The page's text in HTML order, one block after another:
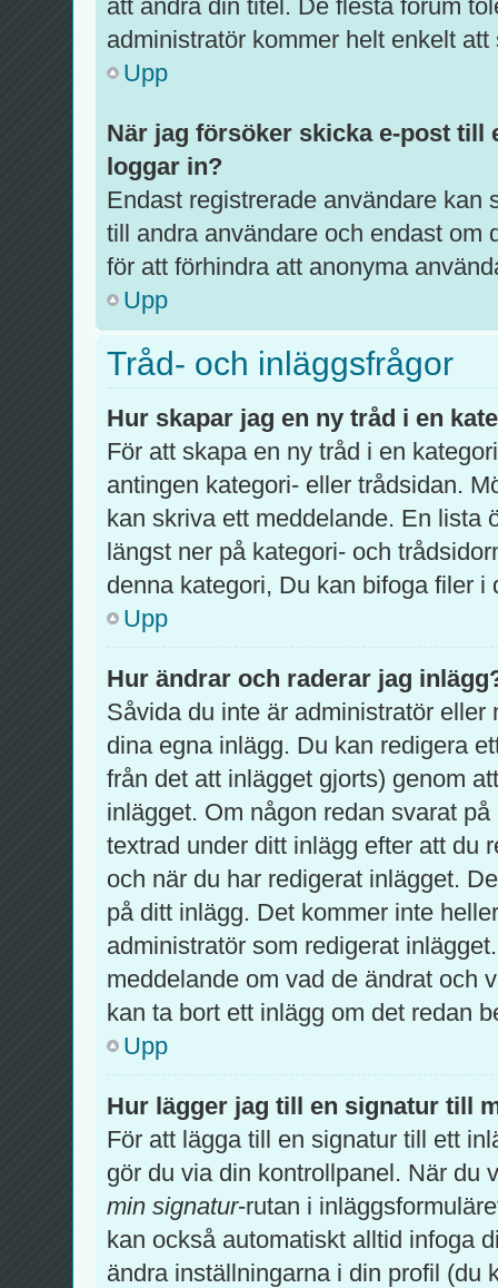
att ändra din titel. De flesta forum
administratör kommer helt enkelt
Upp
När jag försöker skicka e-post till
loggar in?
Endast registrerade användare kan
till andra användare och endast om
för att förhindra att anonyma
Upp
Tråd- och inläggsfrågor
Hur skapar jag en ny tråd i en
För att skapa en ny tråd i en
antingen kategori- eller trådsidan.
kan skriva ett meddelande. En lista
längst ner på kategori- och
denna kategori, Du kan bifoga filer i
Upp
Hur ändrar och raderar jag
Såvida du inte är administratör
dina egna inlägg. Du kan redigera
från det att inlägget gjorts) genom
inlägget. Om någon redan svarat
textrad under ditt inlägg efter att du
och när du har redigerat inlägget.
på ditt inlägg. Det kommer inte
administratör som redigerat
meddelande om vad de ändrat och
kan ta bort ett inlägg om det redan
Upp
Hur lägger jag till en signatur till
För att lägga till en signatur till ett
gör du via din kontrollpanel. När
min signatur-rutan i
kan också automatiskt alltid infoga
ändra inställningarna i din profil (du